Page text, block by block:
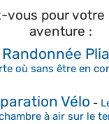
vous pour votre
aventure :
où sans être en
Vélo -
à air sur le